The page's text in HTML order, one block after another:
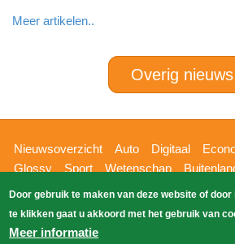
Meer artikelen..
Overig nieuws
Hoofdnavigatie
Nieuwsoverzicht Auto Digitaal
Glossy
Sport Wetenschap
Bizzpress
Blik op 112 Provincies
Zoeken
Copyright Blik Op
Door gebruik te maken van deze website of
te klikken gaat u akkoord met het gebruik van
Meer informatie